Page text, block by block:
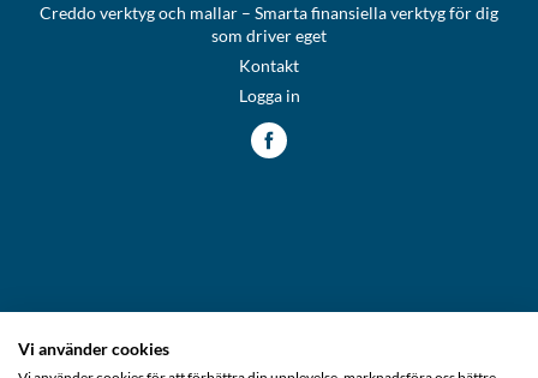
Creddo verktyg och mallar – Smarta finansiella verktyg för dig
som driver eget
Kontakt
Logga in
Vi använder cookies